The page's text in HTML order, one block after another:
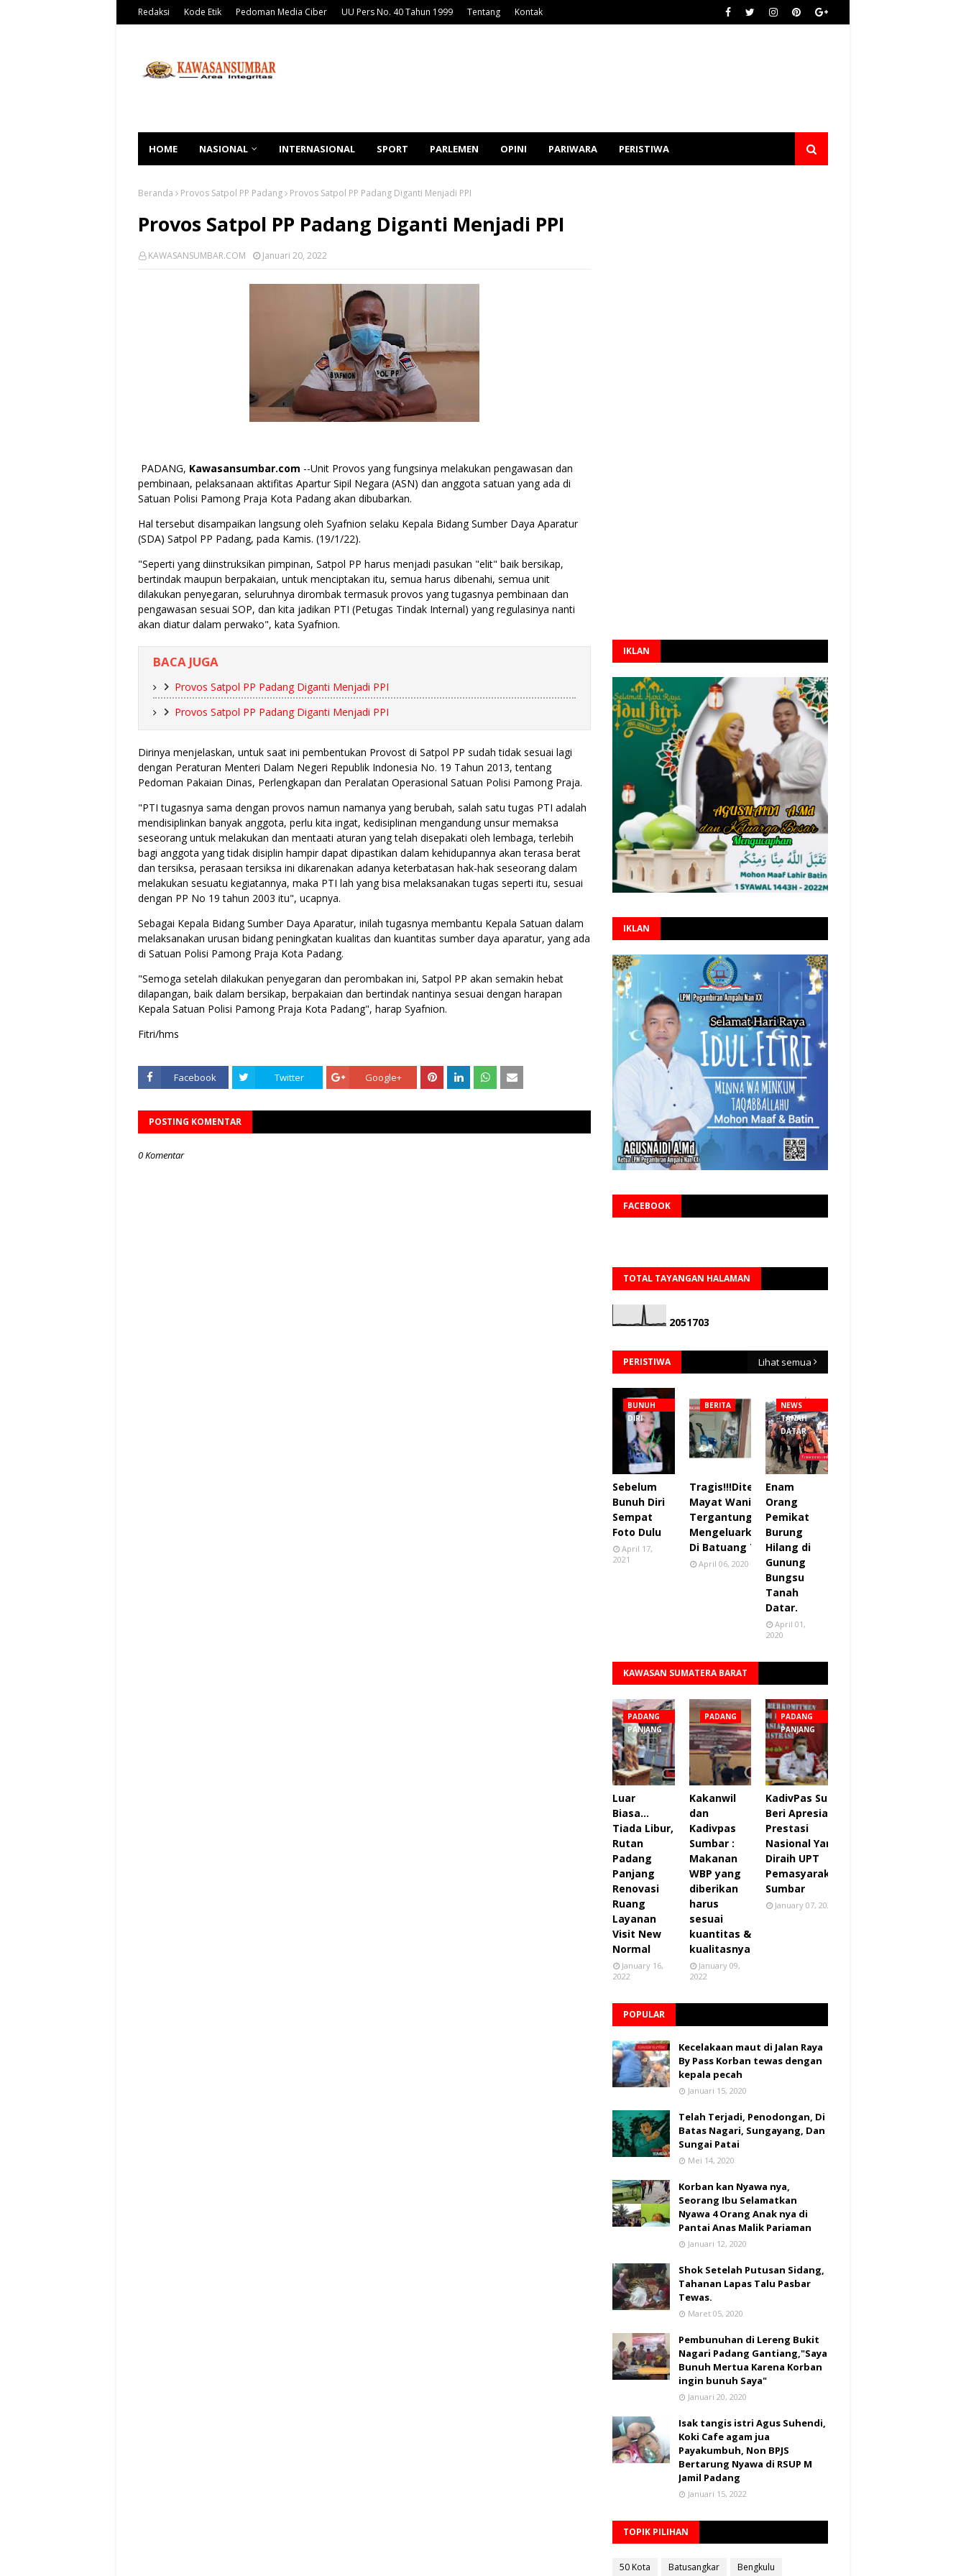
Redaksi Kode Etik Pedoman Media Ciber UU Pers No. 40 Tahun 1999 Tentang Kontak
HOME NASIONAL INTERNASIONAL SPORT PARLEMEN OPINI PARIWARA PERISTIWA
Beranda Provos Satpol PP Padang Provos Satpol PP Padang Diganti Menjadi PPI
Provos Satpol PP Padang Diganti Menjadi PPI
KAWASANSUMBAR.COM Januari 20, 2022
PADANG, Kawasansumbar.com --Unit Provos yang fungsinya melakukan pengawasan dan
pembinaan, pelaksanaan aktifitas Apartur Sipil Negara (ASN) dan anggota satuan yang ada di
Satuan Polisi Pamong Praja Kota Padang akan dibubarkan.
Hal tersebut disampaikan langsung oleh Syafnion selaku Kepala Bidang Sumber Daya Aparatur
(SDA) Satpol PP Padang, pada Kamis. (19/1/22).
"Seperti yang diinstruksikan pimpinan, Satpol PP harus menjadi pasukan "elit" baik bersikap,
bertindak maupun berpakaian, untuk menciptakan itu, semua harus dibenahi, semua unit
dilakukan penyegaran, seluruhnya dirombak termasuk provos yang tugasnya pembinaan dan
pengawasan sesuai SOP, dan kita jadikan PTI (Petugas Tindak Internal) yang regulasinya nanti
akan diatur dalam perwako", kata Syafnion.
BACA JUGA
Provos Satpol PP Padang Diganti Menjadi PPI
Provos Satpol PP Padang Diganti Menjadi PPI
Dirinya menjelaskan, untuk saat ini pembentukan Provost di Satpol PP sudah tidak sesuai lagi
dengan Peraturan Menteri Dalam Negeri Republik Indonesia No. 19 Tahun 2013, tentang
Pedoman Pakaian Dinas, Perlengkapan dan Peralatan Operasional Satuan Polisi Pamong Praja.
"PTI tugasnya sama dengan provos namun namanya yang berubah, salah satu tugas PTI adalah
mendisiplinkan banyak anggota, perlu kita ingat, kedisiplinan mengandung unsur memaksa
seseorang untuk melakukan dan mentaati aturan yang telah disepakati oleh lembaga, terlebih
bagi anggota yang tidak disiplin hampir dapat dipastikan dalam kehidupannya akan terasa berat
dan tersiksa, perasaan tersiksa ini dikarenakan adanya keterbatasan hak-hak seseorang dalam
melakukan sesuatu kegiatannya, maka PTI lah yang bisa melaksanakan tugas seperti itu, sesuai
dengan PP No 19 tahun 2003 itu", ucapnya.
Sebagai Kepala Bidang Sumber Daya Aparatur, inilah tugasnya membantu Kepala Satuan dalam
melaksanakan urusan bidang peningkatan kualitas dan kuantitas sumber daya aparatur, yang ada
di Satuan Polisi Pamong Praja Kota Padang.
"Semoga setelah dilakukan penyegaran dan perombakan ini, Satpol PP akan semakin hebat
dilapangan, baik dalam bersikap, berpakaian dan bertindak nantinya sesuai dengan harapan
Kepala Satuan Polisi Pamong Praja Kota Padang", harap Syafnion.
Fitri/hms
Facebook Twitter Google+
POSTING KOMENTAR
0 Komentar
IKLAN
IKLAN
FACEBOOK
TOTAL TAYANGAN HALAMAN
2051703
PERISTIWA Lihat semua
BUNUH
DIRI
Sebelum
Bunuh Diri
Sempat
Foto Dulu
April 17,
2021
BERITA
Tragis!!!Ditemukan
Mayat Wanita
Tergantung sudah
Mengeluarkan Bau
Di Batuang Taba.
April 06, 2020
NEWS
TANAH
DATAR
Enam
Orang
Pemikat
Burung
Hilang di
Gunung
Bungsu
Tanah
Datar.
April 01,
2020
KAWASAN SUMATERA BARAT
Lihat semua
PADANG
PANJANG
Luar
Biasa...
Tiada Libur,
Rutan
Padang
Panjang
Renovasi
Ruang
Layanan
Visit New
Normal
January 16,
2022
PADANG
Kakanwil
dan
Kadivpas
Sumbar :
Makanan
WBP yang
diberikan
harus
sesuai
kuantitas &
kualitasnya
January 09,
2022
PADANG
PANJANG
KadivPas Sumbar
Beri Apresiasi 27
Prestasi
Nasional Yang
Diraih UPT
Pemasyarakatan
Sumbar
January 07, 2022
POPULAR
Kecelakaan maut di Jalan Raya
By Pass Korban tewas dengan
kepala pecah
Januari 15, 2020
Telah Terjadi, Penodongan, Di
Batas Nagari, Sungayang, Dan
Sungai Patai
Mei 14, 2020
Korban kan Nyawa nya,
Seorang Ibu Selamatkan
Nyawa 4 Orang Anak nya di
Pantai Anas Malik Pariaman
Januari 12, 2020
Shok Setelah Putusan Sidang,
Tahanan Lapas Talu Pasbar
Tewas.
Maret 05, 2020
Pembunuhan di Lereng Bukit
Nagari Padang Gantiang,"Saya
Bunuh Mertua Karena Korban
ingin bunuh Saya"
Januari 20, 2020
Isak tangis istri Agus Suhendi,
Koki Cafe agam jua
Payakumbuh, Non BPJS
Bertarung Nyawa di RSUP M
Jamil Padang
Januari 15, 2022
TOPIK PILIHAN
50 Kota Batusangkar Bengkulu